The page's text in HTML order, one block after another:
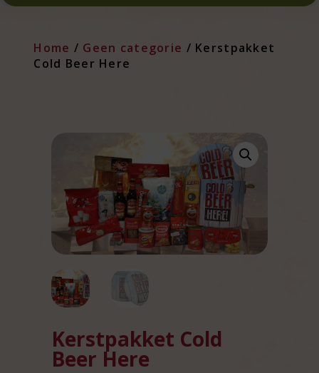
Home / Geen categorie / Kerstpakket
Cold Beer Here
Kerstpakket Cold
Beer Here